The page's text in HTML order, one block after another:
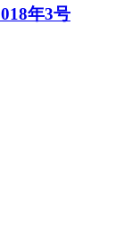
年3号